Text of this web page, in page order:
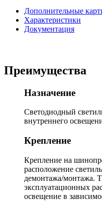
Дополнительные
Характеристики
Документация
Преимущества
Назначение
Светодиодный
внутреннего
Крепление
Крепление на
расположение
демонтажа/монтажа.
эксплуатационных
освещение в